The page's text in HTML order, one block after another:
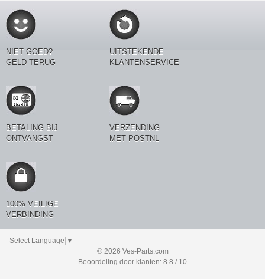
NIET GOED?
GELD TERUG
UITSTEKENDE
KLANTENSERVICE
BETALING BIJ
ONTVANGST
VERZENDING
MET POSTNL
100% VEILIGE
VERBINDING
Select Language ▼
© 2026 Ves-Parts.com
Beoordeling door klanten: 8.8 / 10